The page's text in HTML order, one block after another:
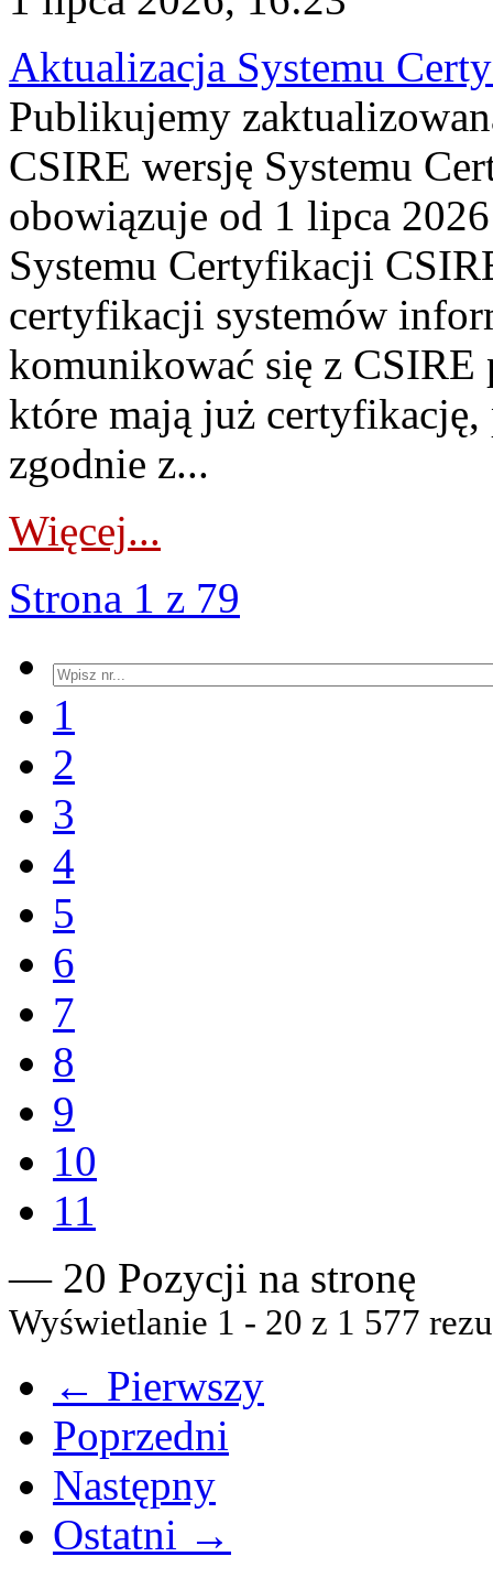
Aktualizacja Systemu
Publikujemy
CSIRE wersję Systemu
obowiązuje od 1 lipca
Systemu Certyfikacji
certyfikacji systemów
komunikować się z
które mają już
zgodnie z...
Więcej...
Strona 1 z 79
1
2
3
4
5
6
7
8
9
10
11
— 20 Pozycji na stronę
Wyświetlanie 1 - 20 z 1 577
← Pierwszy
Poprzedni
Następny
Ostatni →